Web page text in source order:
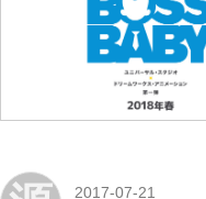
2017-07-21